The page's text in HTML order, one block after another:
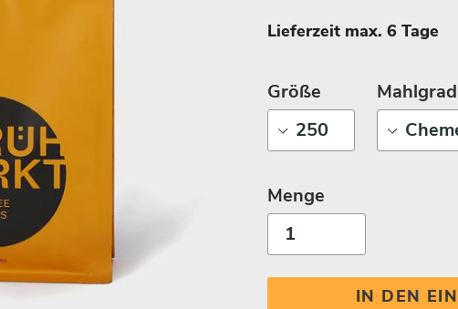
Lieferzeit max. 6 Tage
Größe Mahlgrad
Menge
IN DEN